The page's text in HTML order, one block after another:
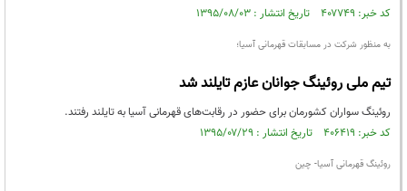
کد خبر: ۴۰۷۷۴۹ تاریخ انتشار : ۱۳۹۵/۰۸/۰۳
به منظور شرکت در مسابقات قهرمانی آسیا؛
تیم ملی روئینگ جوانان عازم تایلند شد
روئینگ سواران کشورمان برای حضور در رقابت‌های قهرمانی آسیا به تایلند رفتند.
کد خبر: ۴۰۶۴۱۹ تاریخ انتشار : ۱۳۹۵/۰۷/۲۹
روئینگ قهرمانی آسیا- چین